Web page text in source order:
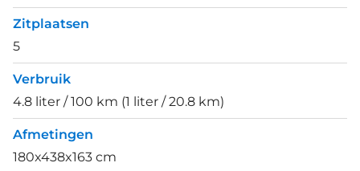
Zitplaatsen
5
Verbruik
4.8 liter / 100 km (1 liter / 20.8 km)
Afmetingen
180x438x163 cm